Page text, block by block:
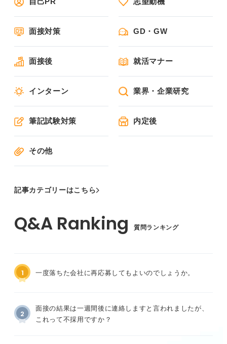
面接対策 GD・GW
面接後 就活マナー
インターン 業界・企業研究
筆記試験対策 内定後
その他
記事カテゴリーはこちら
質問ランキング
1 一度落ちた会社に再応募してもよいのでしょうか。
2
面接の結果は一週間後に連絡しますと言われましたが、
これって不採用ですか？